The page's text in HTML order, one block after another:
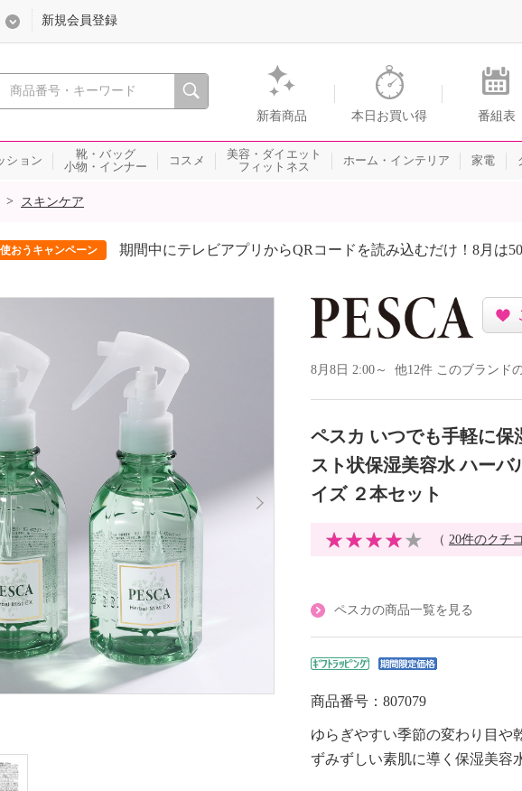
心おどる、瞬間を。通販・テレビショッピングのショップチャンネル
新着商品 本日お買い得 番組表
新規会員登録
ション
靴・バッグ
小物・インナー
コスメ
美容・ダイエット
フィットネス
ホーム・インテリア 家電
> スキンケア
おうキャンペーン 期間中にテレビアプリからQRコードを読み込むだけ！8月は
8月8日 2:00～ 他12件 このブランド
ペスカ いつでも手軽に保
スト状保湿美容水 ハー
イズ ２本セット
（ 20件のクチ
ペスカの商品一覧を見る
商品番号：807079
ゆらぎやすい季節の変わり目や
ずみずしい素肌に導く保湿美容